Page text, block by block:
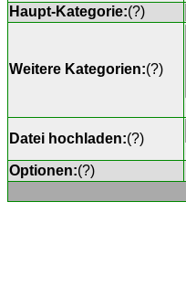
Haupt-Kategorie:(?)
Weitere Kategorien:(?)
Datei hochladen:(?)
Optionen:(?)